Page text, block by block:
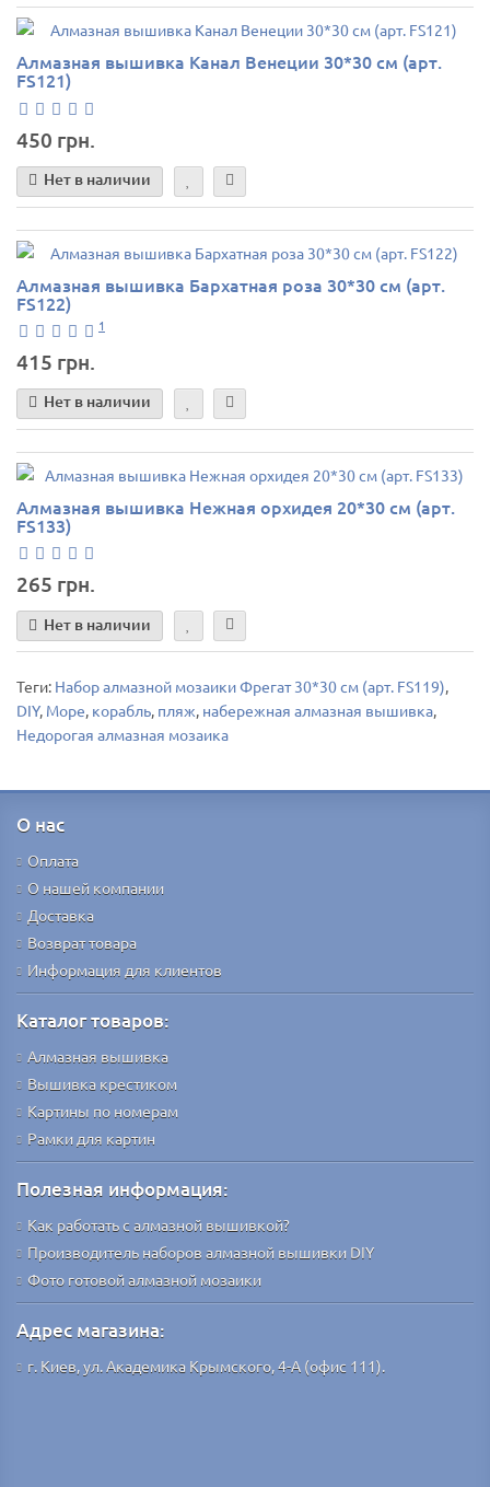
Алмазная вышивка Канал Венеции 30*30 см (арт.
FS121)
450 грн.
Нет в наличии
Алмазная вышивка Бархатная роза 30*30 см (арт.
FS122)
1
415 грн.
Нет в наличии
Алмазная вышивка Нежная орхидея 20*30 см (арт.
FS133)
265 грн.
Нет в наличии
Теги: Набор алмазной мозаики Фрегат 30*30 см (арт. FS119),
DIY, Море, корабль, пляж, набережная алмазная вышивка,
Недорогая алмазная мозаика
О нас
Оплата
О нашей компании
Доставка
Возврат товара
Информация для клиентов
Каталог товаров:
Алмазная вышивка
Вышивка крестиком
Картины по номерам
Рамки для картин
Полезная информация:
Как работать с алмазной вышивкой?
Производитель наборов алмазной вышивки DIY
Фото готовой алмазной мозаики
Адрес магазина:
г. Киев, ул. Академика Крымского, 4-А (офис 111).